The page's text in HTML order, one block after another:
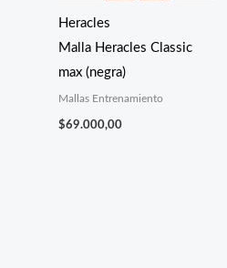
Heracles
Malla Heracles Classic
max (negra)
Mallas Entrenamiento
$69.000,00